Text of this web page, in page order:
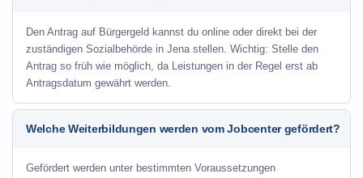
Den Antrag auf Bürgergeld kannst du online oder direkt bei der
zuständigen Sozialbehörde in Jena stellen. Wichtig: Stelle den
Antrag so früh wie möglich, da Leistungen in der Regel erst ab
Antragsdatum gewährt werden.
Welche Weiterbildungen werden vom Jobcenter gefördert?
Gefördert werden unter bestimmten Voraussetzungen